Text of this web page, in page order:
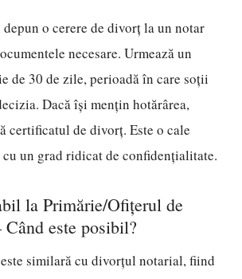
o cerere de divorț la un notar
necesare. Urmează un
de 30 de zile, perioadă în care soții
Dacă își mențin hotărârea,
certificatul de divorț. Este o cale
un grad ridicat de confidențialitate.
la Primărie/Ofițerul de
este posibil?
similară cu divorțul notarial, fiind